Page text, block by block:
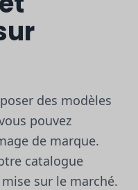
des modèles
pouvez
de marque.
catalogue
sur le marché.